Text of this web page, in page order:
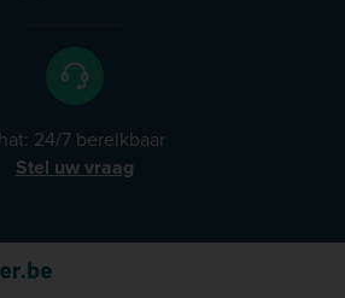
24/7 bereikbaar
Stel uw vraag